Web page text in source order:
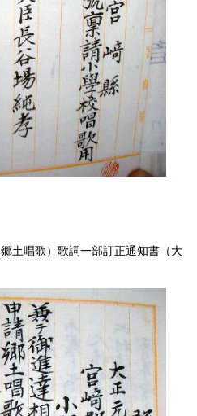
土唱歌）歌詞一部訂正通知書（大